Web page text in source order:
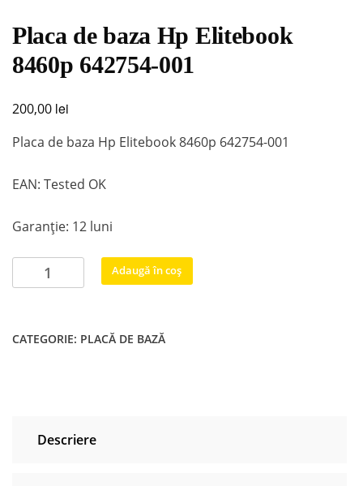
Placa de baza Hp Elitebook
8460p 642754-001
200,00 lei
Placa de baza Hp Elitebook 8460p 642754-001
EAN: Tested OK
Garanție: 12 luni
Cantitate
Placa
Hp
Adaugă în coș
CATEGORIE: PLACĂ DE BAZĂ
Descriere